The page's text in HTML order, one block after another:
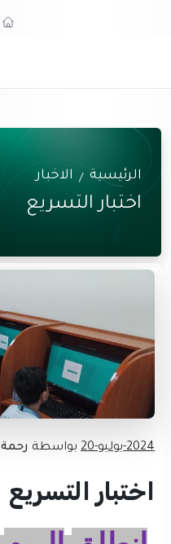
الرئيسية / الاخبار
اختبار التسريع
2024-يوليو-20 بواسطة رحمة
اختبار التسريع